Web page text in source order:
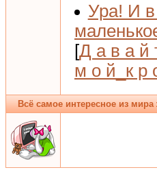
Ура! И
[Д а в а й
м о й_к р
Всё самое интересное из